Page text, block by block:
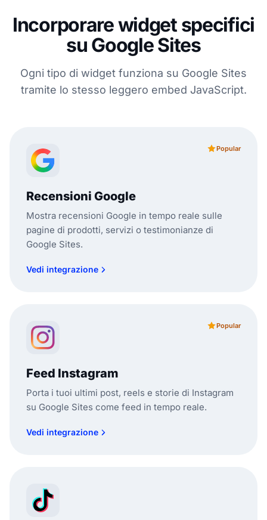
Incorporare widget specifici
su Google Sites
Ogni tipo di widget funziona su Google Sites
tramite lo stesso leggero embed JavaScript.
Popular
Recensioni Google
Mostra recensioni Google in tempo reale sulle
pagine di prodotti, servizi o testimonianze di
Google Sites.
Vedi integrazione
Popular
Feed Instagram
Porta i tuoi ultimi post, reels e storie di Instagram
su Google Sites come feed in tempo reale.
Vedi integrazione